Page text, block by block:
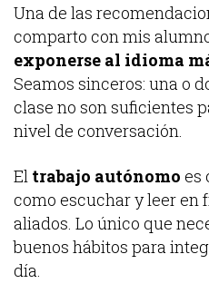
Una de las
comparto con mis
exponerse al idioma
Seamos sinceros: una o
clase no son suficientes
nivel de conversación.
El trabajo autónomo es
como escuchar y leer en
aliados. Lo único que
buenos hábitos para
día.